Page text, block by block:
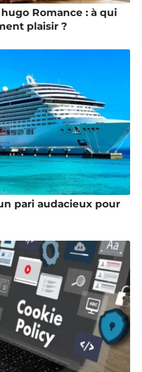
Romance : à qui
plaisir ?
pari audacieux pour